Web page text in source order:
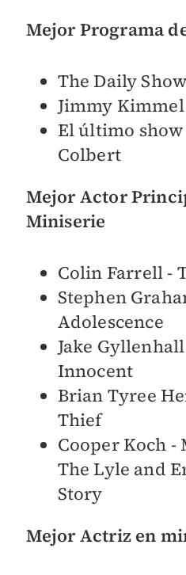
Mejor Programa
The Daily Show
Jimmy
El último
Colbert
Mejor Actor
Miniserie
Colin Farrell -
Stephen
Adolescence
Jake
Innocent
Brian Tyree
Thief
Cooper Koch -
The Lyle and
Story
Mejor Actriz en